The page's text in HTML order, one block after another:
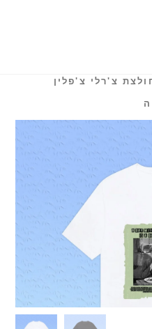
צ'רלי צ'פלין